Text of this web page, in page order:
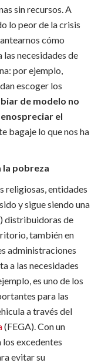
sin recursos. A
lo peor de la crisis
cómo
necesidades de
por ejemplo,
escoger los
de modelo no
el
bagaje lo que nos ha
la pobreza
religiosas, entidades
y sigue siendo una
distribuidoras de
también en
administraciones
a las necesidades
es uno de los
para las
a través del
(FEGA). Con un
excedentes
evitar su